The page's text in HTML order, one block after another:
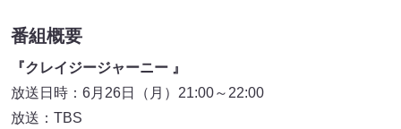
番組概要
『クレイジージャーニー 』
放送日時：6月26日（月）21:00～22:00
放送：TBS